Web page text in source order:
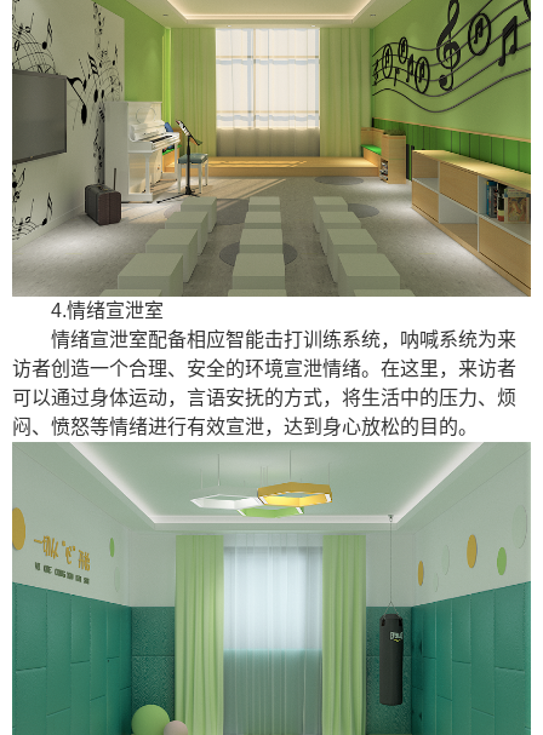
4.情绪宣泄室
情绪宣泄室配备相应智能击打训练系统，呐喊系统为来
访者创造一个合理、安全的环境宣泄情绪。在这里，来访者
可以通过身体运动，言语安抚的方式，将生活中的压力、烦
闷、愤怒等情绪进行有效宣泄，达到身心放松的目的。